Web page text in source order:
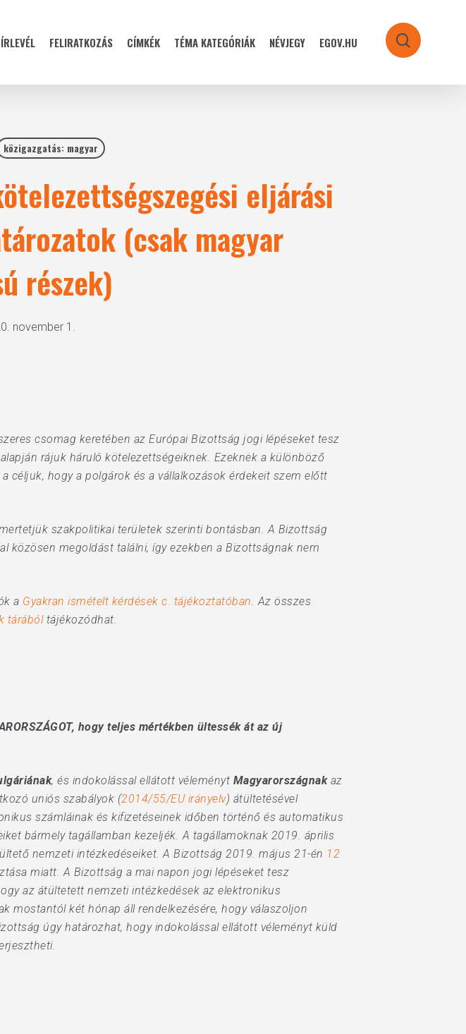
FELIRATKOZÁS CÍMKÉK TÉMA KATEGÓRIÁK NÉVJEGY EGOV.HU search
közigazgatás: magyar
eljárási
(csak magyar
részek)
november 1.
csomag keretében az Európai Bizottság jogi lépéseket tesz
rájuk háruló kötelezettségeiknek. Ezeknek a különböző
céljuk, hogy a polgárok és a vállalkozások érdekeit szem előtt
szakpolitikai területek szerinti bontásban. A Bizottság
közösen megoldást találni, így ezekben a Bizottságnak nem
a Gyakran ismételt kérdések c. tájékoztatóban. Az összes
tárábóltájékozódhat.
hogy teljes mértékben ültessék át az új
, és indokolással ellátott véleményt Magyarországnakaz
uniós szabályok (2014/55/EU irányelv) átültetésével
számláinak és kifizetéseinek időben történő és automatikus
bármely tagállamban kezeljék. A tagállamoknak 2019. április
nemzeti intézkedéseiket. A Bizottság 2019. május 21-én 12
miatt. A Bizottság a mai napon jogi lépéseket tesz
az átültetett nemzeti intézkedések az elektronikus
mostantól két hónap áll rendelkezésére, hogy válaszoljon
úgy határozhat, hogy indokolással ellátott véleményt küld